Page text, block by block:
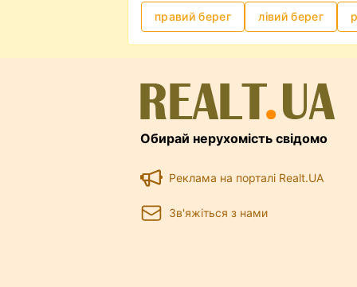
правий берег лівий берег
Обирай нерухомість свідомо
Реклама на порталі Realt.UA
Зв'яжіться з нами